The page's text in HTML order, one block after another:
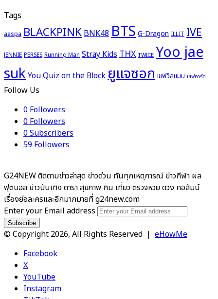
Tags
aespa BLACKPINKBNK48BTSG-Dragon ILLIT IVE
JENNIE PERSES Running Man Stray KidsTHX TWICE Yoo jae
sukYou Quiz on the Blockยูแจซอก เชฟวิลแมน เชฟอาร์ต
Follow Us
0Followers
0Followers
0Subscribers
59Followers
G24NEW ติดตามข่าวล่าสุด ข่าวด่วน ทันทุกเหตุการณ์ ข่าวกีฬา ผล
ฟุตบอล ข่าวบันเทิง ดารา สุขภาพ กิน เที่ยว ตรวจหวย ดวง คอลัมน์
เรื่องย่อละครและอีกมากมายที่ g24new.com
Enter your Email address
© Copyright 2026, All Rights Reserved | eHowMe
Facebook
X
YouTube
Instagram